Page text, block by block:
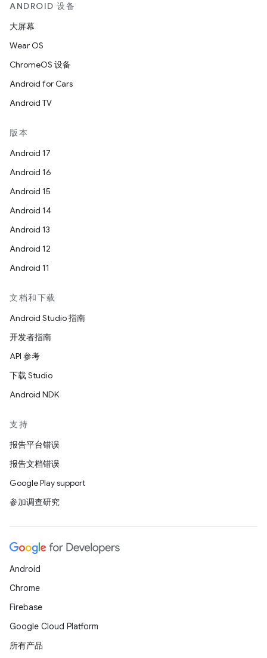
ANDROID 设备
大屏幕
Wear OS
ChromeOS 设备
Android for Cars
Android TV
版本
Android 17
Android 16
Android 15
Android 14
Android 13
Android 12
Android 11
文档和下载
Android Studio 指南
开发者指南
API 参考
下载 Studio
Android NDK
支持
报告平台错误
报告文档错误
Google Play support
参加调查研究
Android
Chrome
Firebase
Google Cloud Platform
所有产品